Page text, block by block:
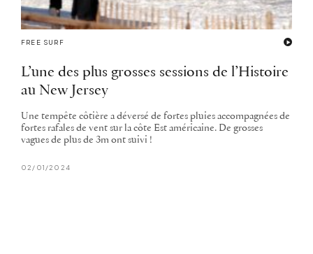
FREE SURF
L’une des plus grosses sessions de l’Histoire
au New Jersey
Une tempête côtière a déversé de fortes pluies accompagnées de
fortes rafales de vent sur la côte Est américaine. De grosses
vagues de plus de 3m ont suivi !
02/01/2024